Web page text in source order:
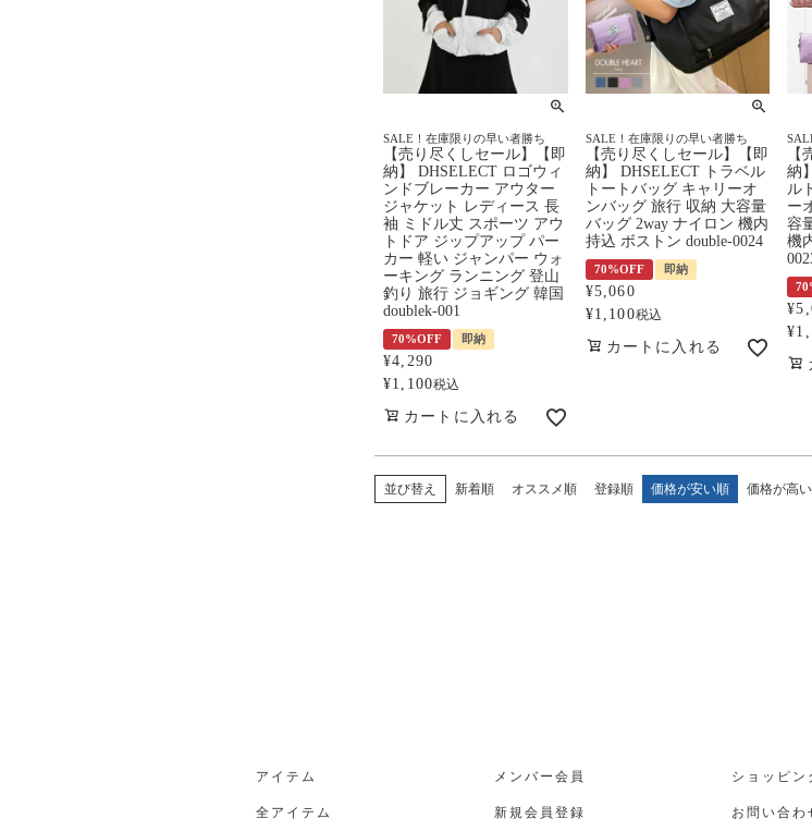
SALE！在庫限りの早い者勝ち
【売り尽くしセール】【即
納】 DHSELECT ロゴウィ
ンドブレーカー アウター
ジャケット レディース 長
袖 ミドル丈 スポーツ アウ
トドア ジップアップ パー
カー 軽い ジャンパー ウォ
ーキング ランニング 登山
釣り 旅行 ジョギング 韓国
doublek-001
70%OFF 即納
¥4,290
¥1,100税込
カートに入れる
SALE！在庫限りの早い者勝ち
【売り尽くしセール】【即
納】 DHSELECT トラベル
トートバッグ キャリーオ
ンバッグ 旅行 収納 大容量
バッグ 2way ナイロン 機内
持込 ボストン double-0024
70%OFF 即納
¥5,060
¥1,100税込
カートに入れる
納
ル
ー
容
機
¥
¥
並び替え 新着順 オススメ順 登録順 価格が安い順 価格が高
アイテム
全アイテム
メンバー会員
新規会員登録
ショッピン
お問い合わ